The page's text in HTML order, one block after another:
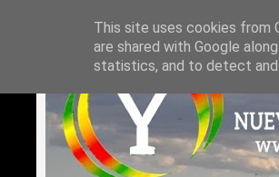
This site uses cookies from
are shared with Google
statistics, and to detect and